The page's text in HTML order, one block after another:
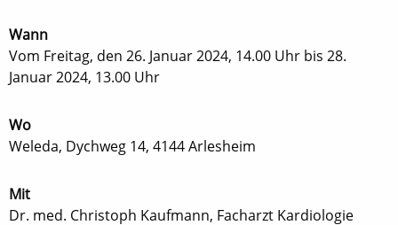
Wann
Vom Freitag, den 26. Januar 2024, 14.00 Uhr bis 28.
Januar 2024, 13.00 Uhr
Wo
Weleda, Dychweg 14, 4144 Arlesheim
Mit
Dr. med. Christoph Kaufmann, Facharzt Kardiologie